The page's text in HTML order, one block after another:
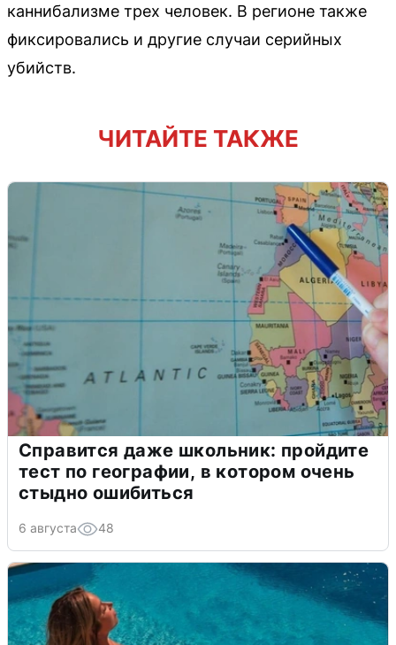
каннибализме трех человек. В регионе также
фиксировались и другие случаи серийных
убийств.
ЧИТАЙТЕ ТАКЖЕ
Справится даже школьник: пройдите
тест по географии, в котором очень
стыдно ошибиться
6 августа 48